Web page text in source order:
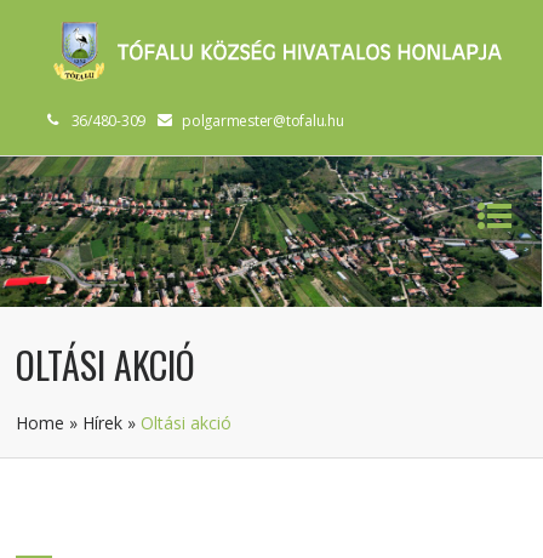
36/480-309 polgarmester@tofalu.hu
OLTÁSI AKCIÓ
Home » Hírek » Oltási akció